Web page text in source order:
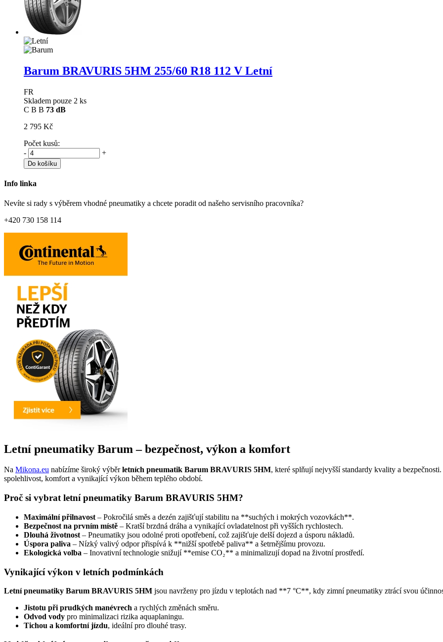
Barum BRAVURIS 5HM 255/60 R18 112 V Letní
FR
Skladem pouze 2 ks
C B B 73 dB
2 795 Kč
Počet kusů:
-
+
Do košíku
Info linka
Nevíte si rady s výběrem vhodné pneumatiky a chcete poradit od našeho servisního pracovníka?
+420 730 158 114
Letní pneumatiky Barum – bezpečnost, výkon a komfort
Na Mikona.eu nabízíme široký výběrletních pneumatik Barum BRAVURIS 5HM, které splňují nejvyšší standardy kvality a
spolehlivost, komfort a vynikající výkon během teplého období.
Proč si vybrat letní pneumatiky Barum BRAVURIS 5HM?
Maximální přilnavost – Pokročilá směs a dezén zajišťují stabilitu na **suchých i mokrých vozovkách**.
Bezpečnost na prvním místě – Kratší brzdná dráha a vynikající ovladatelnost při vyšších rychlostech.
Dlouhá životnost – Pneumatiky jsou odolné proti opotřebení, což zajišťuje delší dojezd a úsporu nákladů.
Úspora paliva – Nízký valivý odpor přispívá k **nižší spotřebě paliva** a šetrnějšímu provozu.
Ekologická volba – Inovativní technologie snižují **emise CO₂** a minimalizují dopad na životní prostředí.
Vynikající výkon v letních podmínkách
Letní pneumatiky Barum BRAVURIS 5HM jsou navrženy pro jízdu v teplotách nad **7 °C**, kdy zimní pneumatiky ztrácí svou
Jistotu při prudkých manévrech a rychlých změnách směru.
Odvod vody pro minimalizaci rizika aquaplaningu.
Tichou a komfortní jízdu, ideální pro dlouhé trasy.